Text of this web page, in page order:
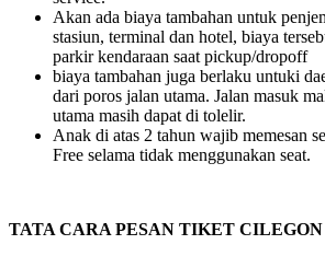
Akan ada biaya tambahan untuk
stasiun, terminal dan hotel, biaya
parkir kendaraan saat pickup/dropoff
biaya tambahan juga berlaku untuki
dari poros jalan utama. Jalan masuk
utama masih dapat di tolelir.
Anak di atas 2 tahun wajib memesan
Free selama tidak menggunakan seat.
TATA CARA PESAN TIKET